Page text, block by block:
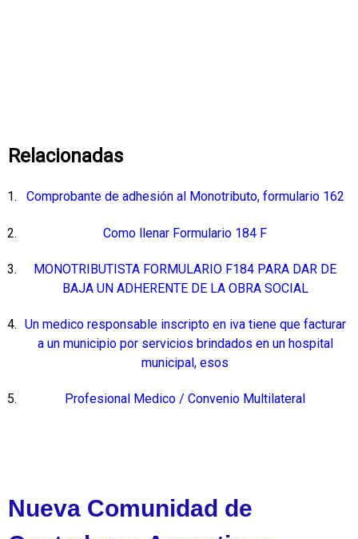
Relacionadas
Comprobante de adhesión al Monotributo, formulario 162
Como llenar Formulario 184 F
MONOTRIBUTISTA FORMULARIO F184 PARA DAR DE
BAJA UN ADHERENTE DE LA OBRA SOCIAL
Un medico responsable inscripto en iva tiene que facturar
a un municipio por servicios brindados en un hospital
municipal, esos
Profesional Medico / Convenio Multilateral
Nueva Comunidad de